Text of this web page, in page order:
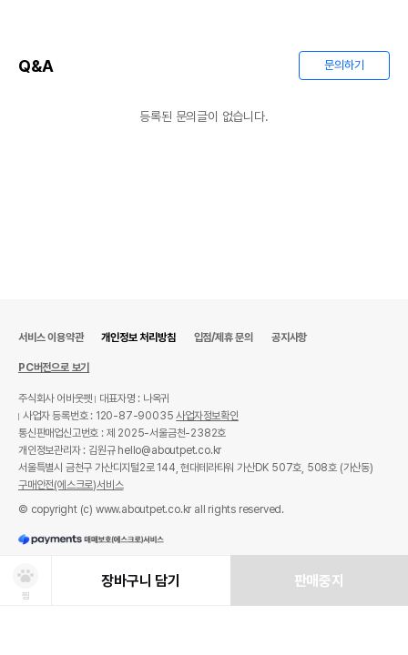
Q&A 문의하기
등록된 문의글이 없습니다.
찜
장바구니 담기 판매중지
서비스 이용약관 개인정보 처리방침 입점/제휴 문의 공지사항
PC버전으로 보기
주식회사 어바웃펫
대표자명 : 나옥귀
사업자 등록번호 : 120-87-90035사업자정보확인
통신판매업신고번호 : 제 2025-서울금천-2382호
개인정보관리자 : 김원규 hello@aboutpet.co.kr
서울특별시 금천구 가산디지털2로 144, 현대테라타워 가산DK 507호, 508호 (가산동)
구매안전(에스크로)서비스
© copyright (c) www.aboutpet.co.kr all rights reserved.